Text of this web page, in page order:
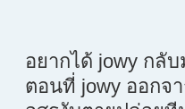
อยากได้ jowy กลั
ตอนที่ jowy ออกจ